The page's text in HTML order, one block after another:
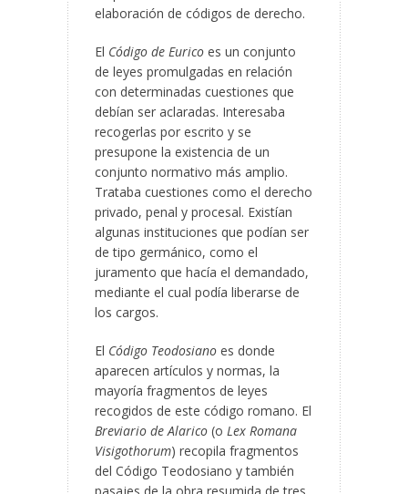
elaboración de códigos de derecho.
El Código de Eurico es un conjunto
de leyes promulgadas en relación
con determinadas cuestiones que
debían ser aclaradas. Interesaba
recogerlas por escrito y se
presupone la existencia de un
conjunto normativo más amplio.
Trataba cuestiones como el derecho
privado, penal y procesal. Existían
algunas instituciones que podían ser
de tipo germánico, como el
juramento que hacía el demandado,
mediante el cual podía liberarse de
los cargos.
El Código Teodosiano es donde
aparecen artículos y normas, la
mayoría fragmentos de leyes
recogidos de este código romano. El
Breviario de Alarico (o Lex Romana
Visigothorum) recopila fragmentos
del Código Teodosiano y también